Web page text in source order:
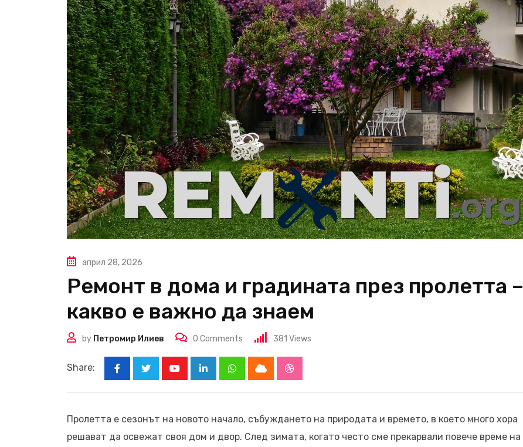
април 28, 2026
Ремонт в дома и градината през пролетта –
какво е важно да знаем
by Петромир Илиев 0 Comments 381 Views
Share:
LinkedInWhatsappCloud StumbleUpon
Пролетта е сезонът на новото начало, събуждането на природата и времето, в което много хора
решават да освежат своя дом и двор. След зимата, когато често сме прекарвали повече време на